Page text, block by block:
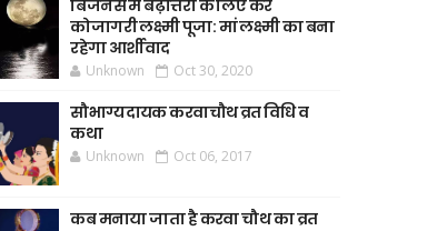
बिजनेस में बढ़ोत्तरी के लिए करे
कोजागरी लक्ष्मी पूजा: मां लक्ष्मी का बना
रहेगा आर्शीवाद
Unknown Oct 30, 2020
सौभाग्यदायक करवाचौथ व्रत विधि व
कथा
Unknown Oct 06, 2017
कब मनाया जाता है करवा चौथ का व्रत